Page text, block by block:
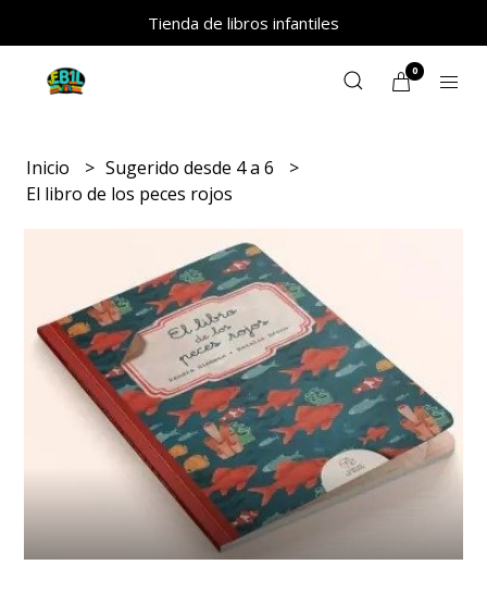
Tienda de libros infantiles
0
Inicio
Sugerido desde 4 a 6
El libro de los peces rojos